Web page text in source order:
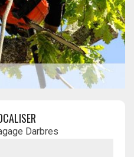
Darbres